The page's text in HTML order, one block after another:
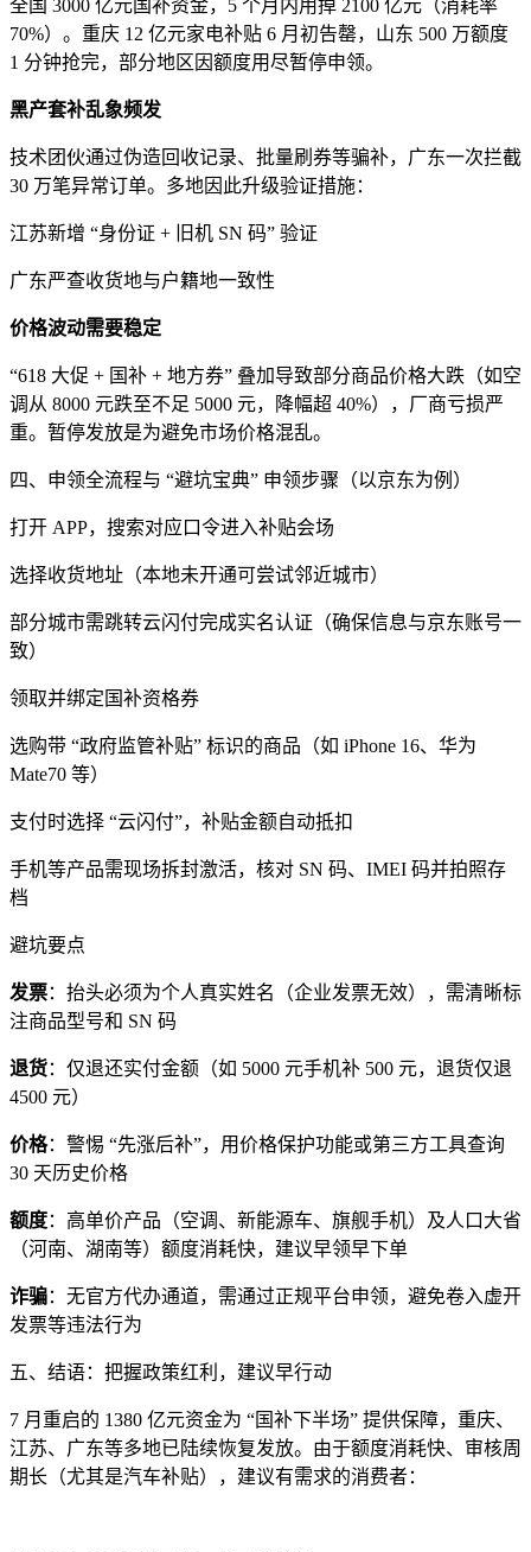
全国 3000 亿元国补资金，5 个月内用掉 2100 亿元（消耗率
70%）。重庆 12 亿元家电补贴 6 月初告罄，山东 500 万额度
1 分钟抢完，部分地区因额度用尽暂停申领。
黑产套补乱象频发
技术团伙通过伪造回收记录、批量刷券等骗补，广东一次拦截
30 万笔异常订单。多地因此升级验证措施：
江苏新增 “身份证 + 旧机 SN 码” 验证
广东严查收货地与户籍地一致性
价格波动需要稳定
“618 大促 + 国补 + 地方券” 叠加导致部分商品价格大跌（如空
调从 8000 元跌至不足 5000 元，降幅超 40%），厂商亏损严
重。暂停发放是为避免市场价格混乱。
四、申领全流程与 “避坑宝典” 申领步骤（以京东为例）
打开 APP，搜索对应口令进入补贴会场
选择收货地址（本地未开通可尝试邻近城市）
部分城市需跳转云闪付完成实名认证（确保信息与京东账号一
致）
领取并绑定国补资格券
选购带 “政府监管补贴” 标识的商品（如 iPhone 16、华为
Mate70 等）
支付时选择 “云闪付”，补贴金额自动抵扣
手机等产品需现场拆封激活，核对 SN 码、IMEI 码并拍照存
档
避坑要点
发票：抬头必须为个人真实姓名（企业发票无效），需清晰标
注商品型号和 SN 码
退货：仅退还实付金额（如 5000 元手机补 500 元，退货仅退
4500 元）
价格：警惕 “先涨后补”，用价格保护功能或第三方工具查询
30 天历史价格
额度：高单价产品（空调、新能源车、旗舰手机）及人口大省
（河南、湖南等）额度消耗快，建议早领早下单
诈骗：无官方代办通道，需通过正规平台申领，避免卷入虚开
发票等违法行为
五、结语：把握政策红利，建议早行动
7 月重启的 1380 亿元资金为 “国补下半场” 提供保障，重庆、
江苏、广东等多地已陆续恢复发放。由于额度消耗快、审核周
期长（尤其是汽车补贴），建议有需求的消费者：